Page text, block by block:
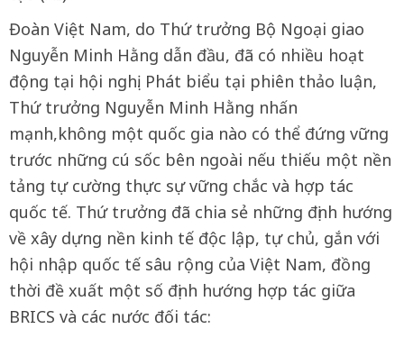
Đoàn Việt Nam, do Thứ trưởng Bộ Ngoại giao
Nguyễn Minh Hằng dẫn đầu, đã có nhiều hoạt
động tại hội nghị. Phát biểu tại phiên thảo luận,
Thứ trưởng Nguyễn Minh Hằng nhấn
mạnh,không một quốc gia nào có thể đứng vững
trước những cú sốc bên ngoài nếu thiếu một nền
tảng tự cường thực sự vững chắc và hợp tác
quốc tế. Thứ trưởng đã chia sẻ những định hướng
về xây dựng nền kinh tế độc lập, tự chủ, gắn với
hội nhập quốc tế sâu rộng của Việt Nam, đồng
thời đề xuất một số định hướng hợp tác giữa
BRICS và các nước đối tác: